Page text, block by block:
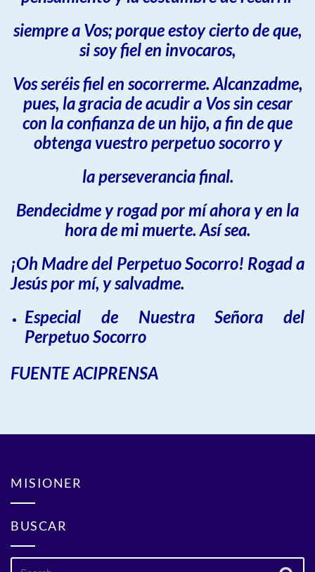
siempre a Vos; porque estoy cierto de que,
si soy fiel en invocaros,
Vos seréis fiel en socorrerme. Alcanzadme,
pues, la gracia de acudir a Vos sin cesar
con la confianza de un hijo, a fin de que
obtenga vuestro perpetuo socorro y
la perseverancia final.
Bendecidme y rogad por mí ahora y en la
hora de mi muerte. Así sea.
¡Oh Madre del Perpetuo Socorro! Rogad a
Jesús por mí, y salvadme.
Especial de Nuestra Señora del
Perpetuo Socorro
FUENTE ACIPRENSA
MISIONER
BUSCAR